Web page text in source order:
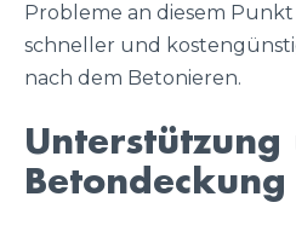
Probleme an diesem
schneller und
nach dem Betonieren.
Unterstützung
Betondeckung